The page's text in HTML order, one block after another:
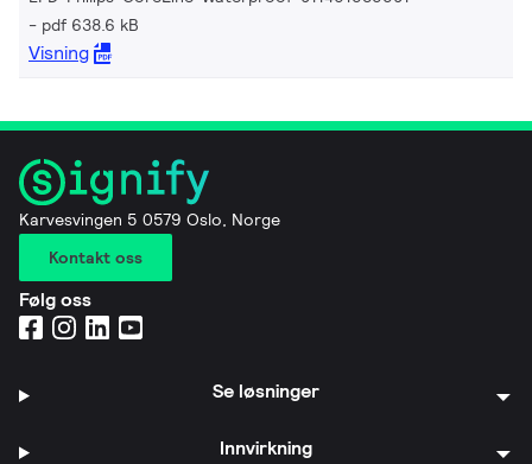
pdf 638.6 kB
Visning
Karvesvingen 5 0579 Oslo, Norge
Kontakt oss
Følg oss
Se løsninger
Innvirkning